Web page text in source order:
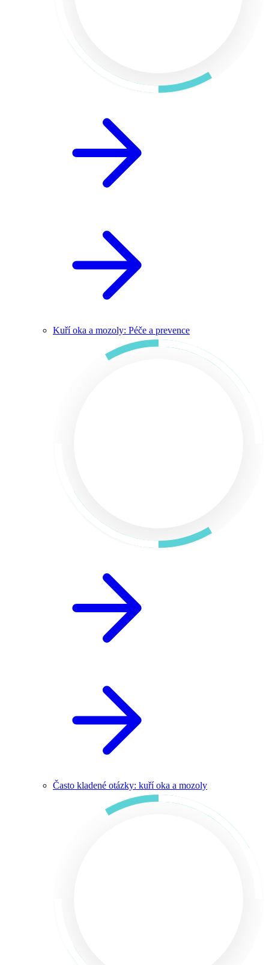
Kuří oka a mozoly: Péče a prevence
Často kladené otázky: kuří oka a mozoly